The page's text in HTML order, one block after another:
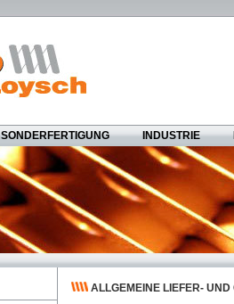
SONDERFERTIGUNG INDUSTRIE
ALLGEMEINE LIEFER-